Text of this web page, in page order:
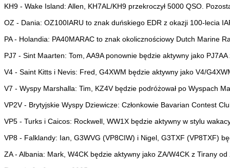
KH9 - Wake Island: Allen, KH7AL/KH9 przekroczył 5000 QSO.
OZ - Dania: OZ100IARU to znak duńskiego EDR z okazji 100-lecia
PA - Holandia: PA40MARAC to znak okolicznościowy Dutch Marine
PJ7 - Sint Maarten: Tom, AA9A ponownie będzie aktywny jako
V4 - Saint Kitts i Nevis: Fred, G4XWM będzie aktywny jako V4/
V7 - Wyspy Marshalla: Tim, KZ4V będzie podróżował po Wyspach
VP2V - Brytyjskie Wyspy Dziewicze: Członkowie Bavarian Contest
VP5 - Turks i Caicos: Rockwell, WW1X będzie aktywny w stylu
VP8 - Falklandy: Ian, G3WVG (VP8CIW) i Nigel, G3TXF (VP8TXF)
ZA - Albania: Mark, W4CK będzie aktywny jako ZA/W4CK z Tirany